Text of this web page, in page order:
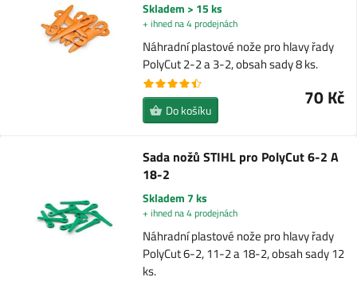
Skladem > 15 ks
+ ihned na 4 prodejnách
Náhradní plastové nože pro hlavy řady
PolyCut 2-2 a 3-2, obsah sady 8 ks.
70 Kč
Do košíku
Sada nožů STIHL pro PolyCut 6-2 A
18-2
Skladem 7 ks
+ ihned na 4 prodejnách
Náhradní plastové nože pro hlavy řady
PolyCut 6-2, 11-2 a 18-2, obsah sady 12
ks.